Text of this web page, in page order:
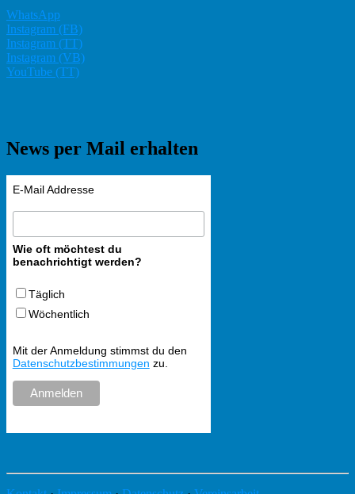
WhatsApp
Instagram (FB)
Instagram (TT)
Instagram (VB)
YouTube (TT)
News per Mail erhalten
E-Mail Addresse
Wie oft möchtest du
benachrichtigt werden?
Täglich
Wöchentlich
Mit der Anmeldung stimmst du den
Datenschutzbestimmungen zu.